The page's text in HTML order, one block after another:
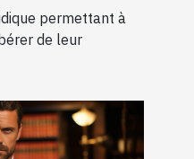
permettant à
de leur